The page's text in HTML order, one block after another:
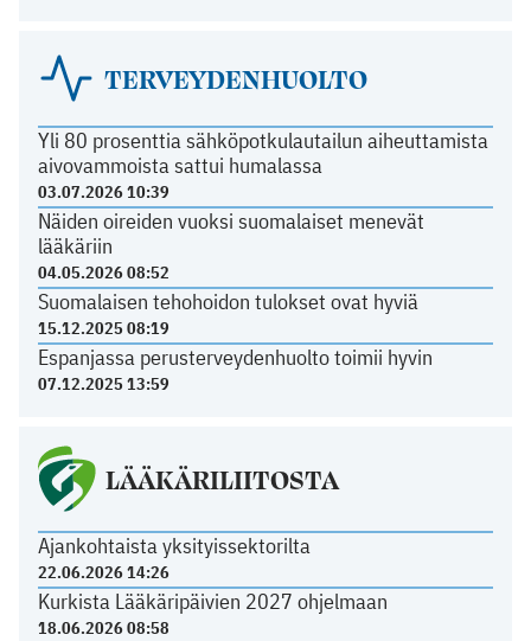
TERVEYDENHUOLTO
Yli 80 prosenttia sähköpotkulautailun aiheuttamista
aivovammoista sattui humalassa
03.07.2026 10:39
Näiden oireiden vuoksi suomalaiset menevät
lääkäriin
04.05.2026 08:52
Suomalaisen tehohoidon tulokset ovat hyviä
15.12.2025 08:19
Espanjassa perusterveydenhuolto toimii hyvin
07.12.2025 13:59
LÄÄKÄRILIITOSTA
Ajankohtaista yksityissektorilta
22.06.2026 14:26
Kurkista Lääkäripäivien 2027 ohjelmaan
18.06.2026 08:58